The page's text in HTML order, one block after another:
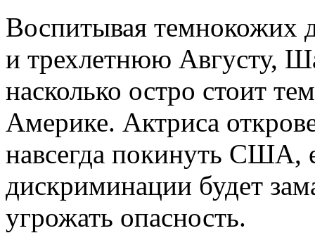
Воспитывая темнокожих
и трехлетнюю Августу,
насколько остро стоит
Америке. Актриса
навсегда покинуть США,
дискриминации будет
угрожать опасность.